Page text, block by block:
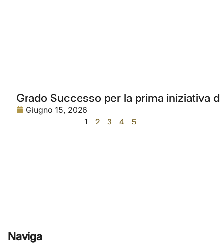
Grado Successo per la prima iniziativa
Giugno 15, 2026
1
2 3 4 5
Naviga